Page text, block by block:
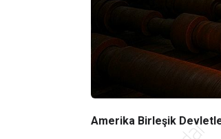
Amerika Birleşik